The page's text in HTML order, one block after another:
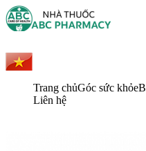
Trang chủGóc sức khỏe
Liên hệ